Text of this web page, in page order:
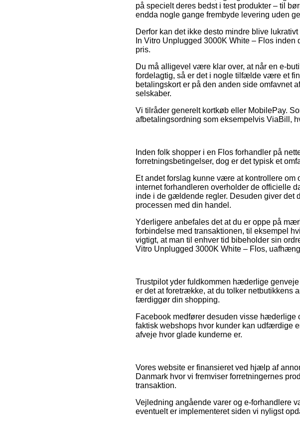
på specielt deres bedst i test produkter – til
endda nogle gange frembyde levering uden
Derfor kan det ikke desto mindre blive
In Vitro Unplugged 3000K White – Flos
pris.
Du må alligevel være klar over, at når en e-
fordelagtig, så er det i nogle tilfælde være et
betalingskort er på den anden side omfavnet
selskaber.
Vi tilråder generelt kortkøb eller MobilePay.
afbetalingsordning som eksempelvis ViaBill,
Inden folk shopper i en Flos forhandler på
forretningsbetingelser, dog er det typisk et
Et andet forslag kunne være at kontrollere
internet forhandleren overholder de officielle
inde i de gældende regler. Desuden giver
processen med din handel.
Yderligere anbefales det at du er oppe på
forbindelse med transaktionen, til eksempel
vigtigt, at man til enhver tid bibeholder sin
Vitro Unplugged 3000K White – Flos,
Trustpilot yder fuldkommen hæderlige
er det at foretrække, at du tolker netbutikkens
færdiggør din shopping.
Facebook medfører desuden visse hæderlige
faktisk webshops hvor kunder kan udfærdige
afveje hvor glade kunderne er.
Vores website er finansieret ved hjælp af
Danmark hvor vi fremviser forretningernes
transaktion.
Vejledning angående varer og e-forhandlere
eventuelt er implementeret siden vi nyligst